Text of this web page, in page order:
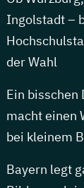
Ingolstadt –
der Wahl
Ein bisschen
macht einen
bei kleinem
Bayern legt